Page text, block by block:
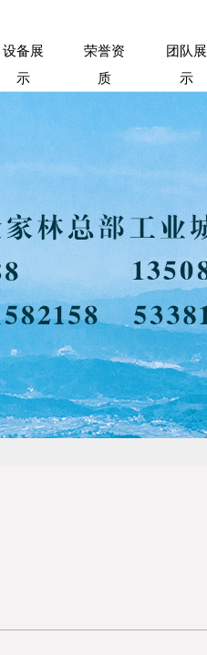
设备展
示
荣誉资
质
团队展
示